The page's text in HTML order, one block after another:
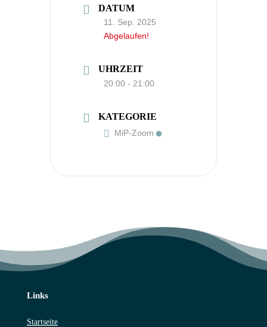
DATUM
11. Sep. 2025
Abgelaufen!
UHRZEIT
20:00 - 21:00
KATEGORIE
MiP-Zoom
Links
Startseite